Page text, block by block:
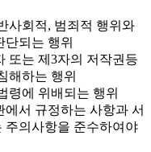
사회적, 범죄적 행위와
단되는 행위
또는 제3자의 저작권등
해하는 행위
령에 위배되는 행위
서 규정하는 사항과 서
주의사항을 준수하여야